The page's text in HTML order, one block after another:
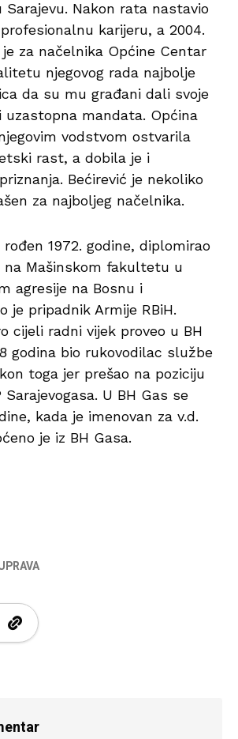
Sarajevu. Nakon rata nastavio
karijeru, a 2004.
za načelnika Općine Centar
njegovog rada najbolje
da su mu građani dali svoje
uzastopna mandata. Općina
vodstvom ostvarila
rast, a dobila je i
Bećirević je nekoliko
za najboljeg načelnika.
rođen 1972. godine, diplomirao
na Mašinskom fakultetu u
agresije na Bosnu i
je pripadnik Armije RBiH.
cijeli radni vijek proveo u BH
godina bio rukovodilac službe
toga jer prešao na poziciju
U BH Gas se
kada je imenovan za v.d.
je iz BH Gasa.